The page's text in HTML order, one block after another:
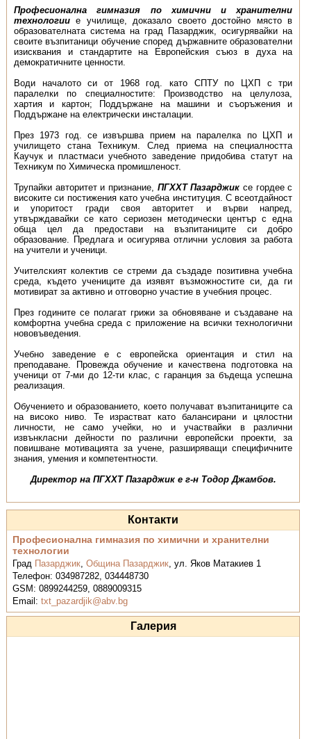
Професионална гимназия по химични и хранителни
технологиие училище, доказало своето достойно място в
образователната система на град Пазарджик, осигурявайки на
своите възпитаници обучение според държавните образователни
изисквания и стандартите на Европейския съюз в духа на
демократичните ценности.
Води началото си от 1968 год. като СПТУ по ЦХП с три
паралелки по специалностите: Производство на целулоза,
хартия и картон; Поддържане на машини и съоръжения и
Поддържане на електрически инсталации.
През 1973 год. се извършва прием на паралелка по ЦХП и
училището стана Техникум. След приема на специалността
Каучук и пластмаси учебното заведение придобива статут на
Техникум по Химическа промишленост.
Трупайки авторитет и признание, ПГХХТ Пазарджик се гордее с
високите си постижения като учебна институция. С всеотдайност
и упоритост гради своя авторитет и върви напред,
утвърждавайки се като сериозен методически център с една
обща цел да предостави на възпитаниците си добро
образование. Предлага и осигурява отлични условия за работа
на учители и ученици.
Учителският колектив се стреми да създаде позитивна учебна
среда, където учениците да изявят възможностите си, да ги
мотивират за активно и отговорно участие в учебния процес.
През годините се полагат грижи за обновяване и създаване на
комфортна учебна среда с приложение на всички технологични
нововъведения.
Учебно заведение е с европейска ориентация и стил на
преподаване. Провежда обучение и качествена подготовка на
ученици от 7-ми до 12-ти клас, с гаранция за бъдеща успешна
реализация.
Обучението и образованието, което получават възпитаниците са
на високо ниво. Те израстват като балансирани и цялостни
личности, не само учейки, но и участвайки в различни
извънкласни дейности по различни европейски проекти, за
повишване мотивацията за учене, разширяващи специфичните
знания, умения и компетентности.
Директор на ПГХХТ Пазарджик е г-н Тодор Джамбов.
Контакти
Професионална гимназия по химични и хранителни
технологии
Град Пазарджик,Община Пазарджик,ул. Яков Матакиев 1
Телефон:034987282, 034448730
GSM:0899244259, 0889009315
Email:txt_pazardjik@abv.bg
Галерия